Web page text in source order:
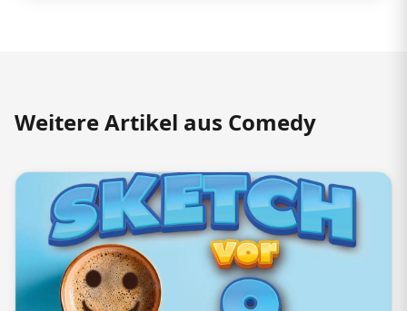
Weitere Artikel aus Comedy